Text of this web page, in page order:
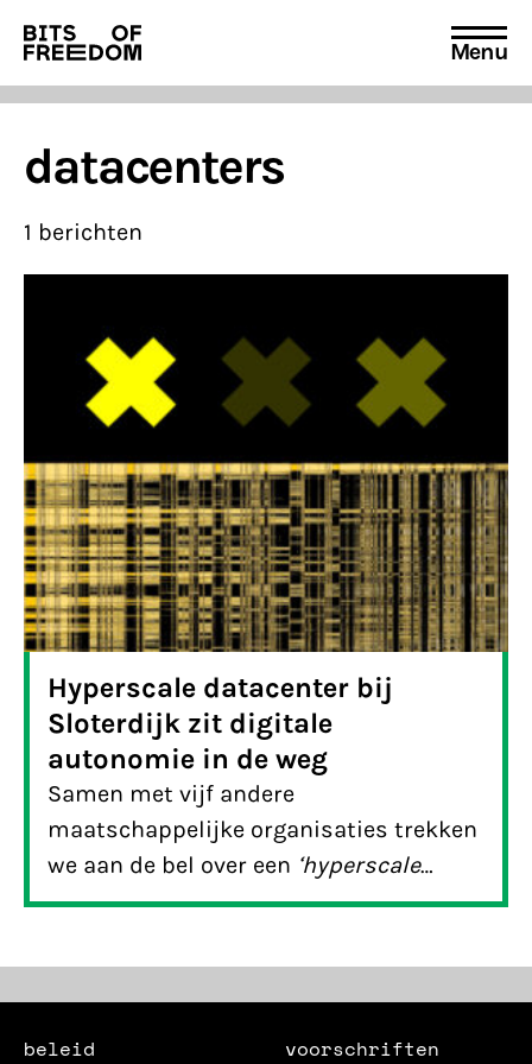
Search
for:
Menu
datacenters
1 berichten
Hyperscale datacenter bij
Sloterdijk zit digitale
autonomie in de weg
Samen met vijf andere
maatschappelijke organisaties trekken
we aan de bel over een ‘hyperscale
datacenter’– oftewel een mega
Amsterdam – die potentieel net zoveel
elektriciteit zal verbruiken als alle
Amsterdamse huishoudens samen.
beleid
voorschriften